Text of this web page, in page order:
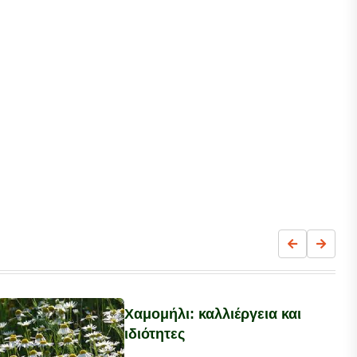
Χαμομήλι: καλλιέργεια και
ιδιότητες